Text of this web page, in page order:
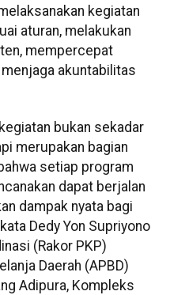
kegiatan
aturan, melakukan
mempercepat
akuntabilitas
bukan sekadar
merupakan bagian
setiap program
dapat berjalan
dampak nyata bagi
Dedy Yon Supriyono
(Rakor PKP)
Daerah (APBD)
Adipura, Kompleks